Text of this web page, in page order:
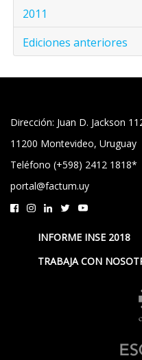
2011
Ediciones anteriores
Dirección: Juan D. Jackson
11200 Montevideo, Uruguay
Teléfono (+598) 2412 1818*
portal@factum.uy
INFORME INSE 2018
TRABAJA CON